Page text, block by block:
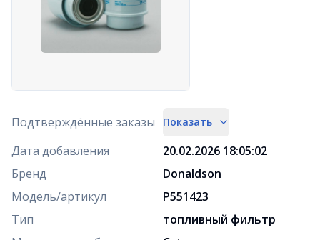
Подтверждённые заказы Показать
Дата добавления
20.02.2026 18:05:02
Бренд
Donaldson
Модель/артикул
P551423
Тип
топливный фильтр